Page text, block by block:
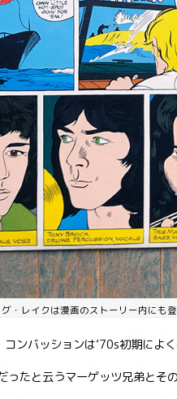
・レイクは漫画のストーリー内にも
コンバッションは’70s初期によ
ったと云うマーゲッツ兄弟とそ